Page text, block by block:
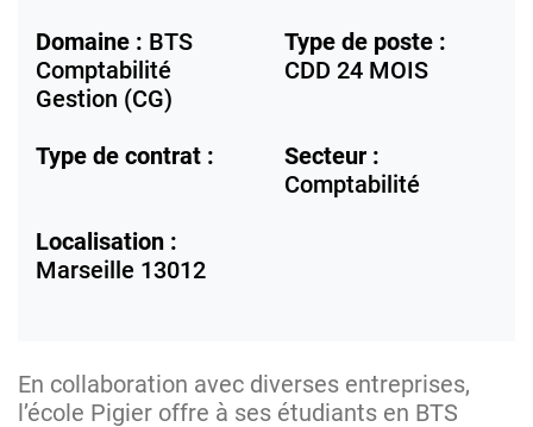
Domaine : BTS
Comptabilité
Gestion (CG)
Type de poste :
CDD 24 MOIS
Type de contrat :
Secteur :
Comptabilité
Localisation :
Marseille 13012
En collaboration avec diverses entreprises,
l’école Pigier offre à ses étudiants en BTS